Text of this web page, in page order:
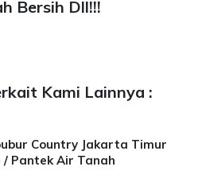
Bersih Dll!!!
Kami Lainnya :
Country Jakarta Timur
Pantek Air Tanah